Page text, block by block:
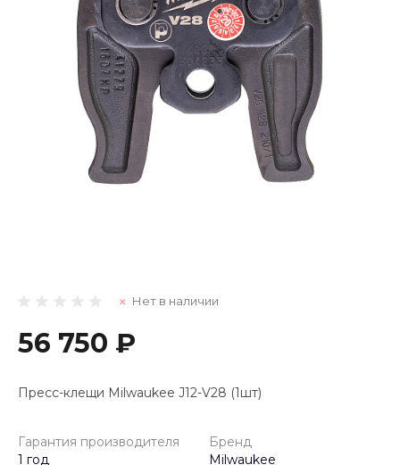
Нет в наличии
56 750 ₽
Пресс-клещи Milwaukee J12-V28 (1шт)
Гарантия производителя
1 год
Бренд
Milwaukee